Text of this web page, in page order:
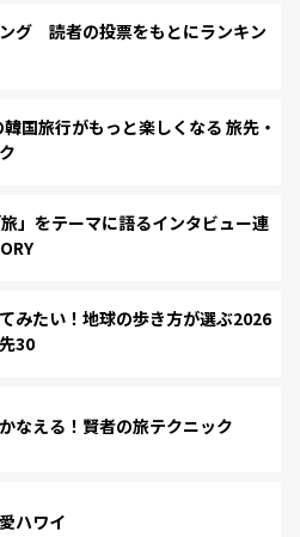
グ 読者の投票をもとにランキン
国旅行がもっと楽しくなる 旅先・
」をテーマに語るインタビュー連
みたい！地球の歩き方が選ぶ2026
30
なえる！賢者の旅テクニック
ハワイ